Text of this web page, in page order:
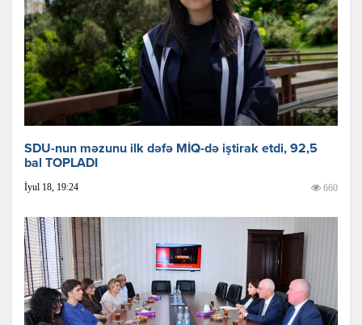
SDU-nun məzunu ilk dəfə MİQ-də iştirak etdi, 92,5
bal TOPLADI
İyul 18, 19:24 660